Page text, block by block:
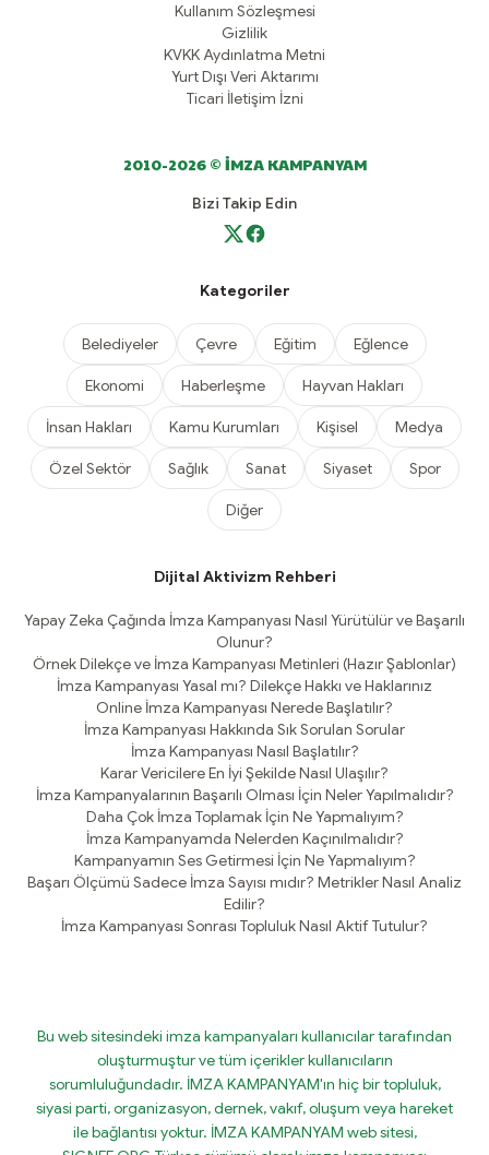
Kullanım Sözleşmesi
Gizlilik
KVKK Aydınlatma Metni
Yurt Dışı Veri Aktarımı
Ticari İletişim İzni
2010-2026 © İMZA KAMPANYAM
Bizi Takip Edin
Kategoriler
Belediyeler Çevre Eğitim Eğlence
Ekonomi Haberleşme Hayvan Hakları
İnsan Hakları Kamu Kurumları Kişisel Medya
Özel Sektör Sağlık Sanat Siyaset Spor
Diğer
Dijital Aktivizm Rehberi
Yapay Zeka Çağında İmza Kampanyası Nasıl Yürütülür ve Başarılı
Olunur?
Örnek Dilekçe ve İmza Kampanyası Metinleri (Hazır Şablonlar)
İmza Kampanyası Yasal mı? Dilekçe Hakkı ve Haklarınız
Online İmza Kampanyası Nerede Başlatılır?
İmza Kampanyası Hakkında Sık Sorulan Sorular
İmza Kampanyası Nasıl Başlatılır?
Karar Vericilere En İyi Şekilde Nasıl Ulaşılır?
İmza Kampanyalarının Başarılı Olması İçin Neler Yapılmalıdır?
Daha Çok İmza Toplamak İçin Ne Yapmalıyım?
İmza Kampanyamda Nelerden Kaçınılmalıdır?
Kampanyamın Ses Getirmesi İçin Ne Yapmalıyım?
Başarı Ölçümü Sadece İmza Sayısı mıdır? Metrikler Nasıl Analiz
Edilir?
İmza Kampanyası Sonrası Topluluk Nasıl Aktif Tutulur?
Bu web sitesindeki imza kampanyaları kullanıcılar tarafından
oluşturmuştur ve tüm içerikler kullanıcıların
sorumluluğundadır. İMZA KAMPANYAM'ın hiç bir topluluk,
siyasi parti, organizasyon, dernek, vakıf, oluşum veya hareket
ile bağlantısı yoktur. İMZA KAMPANYAM web sitesi,